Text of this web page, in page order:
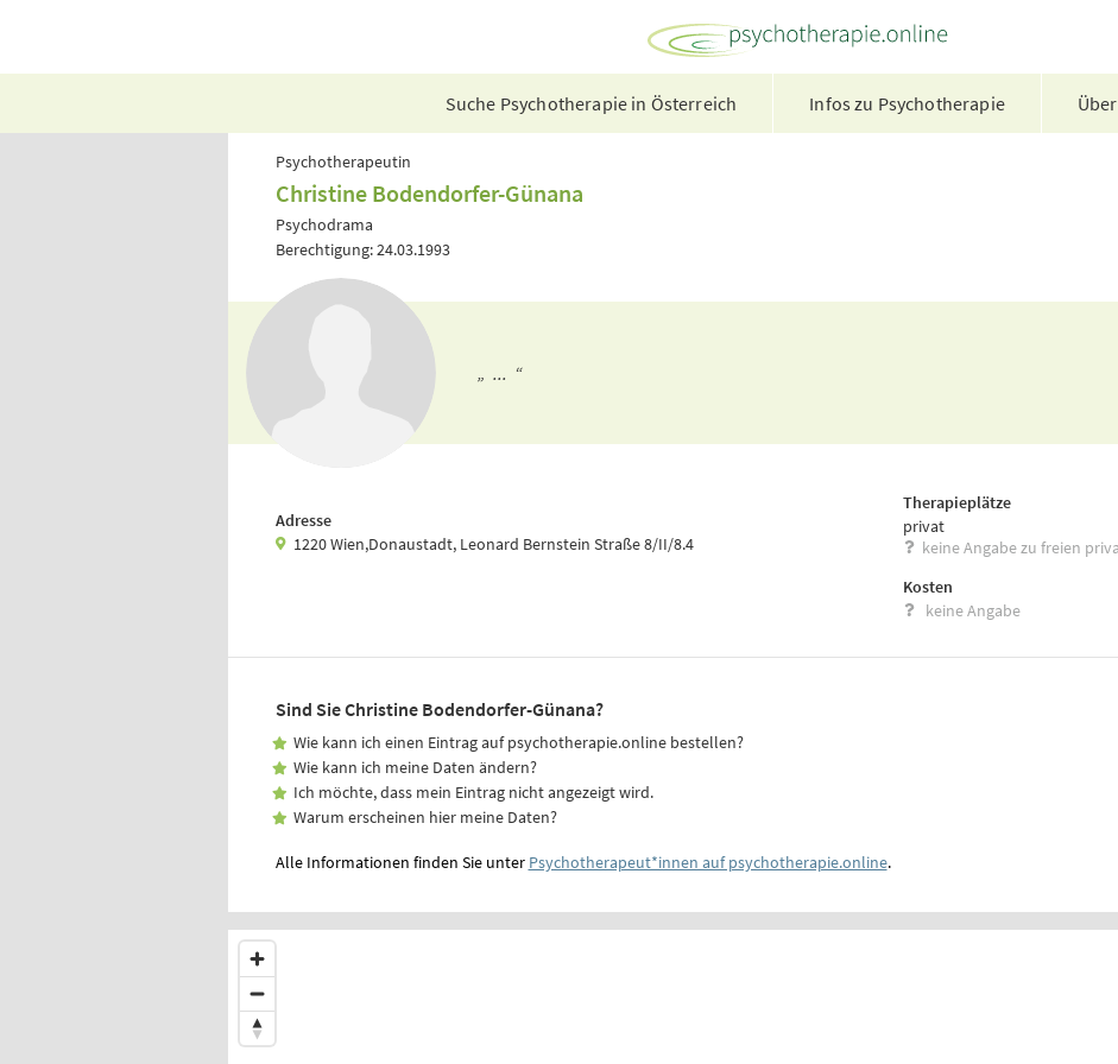
Suche Psychotherapie in Österreich Infos zu Psychotherapie
Psychotherapeutin
Christine Bodendorfer-Günana
Psychodrama
Berechtigung: 24.03.1993
„ ... “
Adresse
1220 Wien,Donaustadt, Leonard Bernstein Straße 8/II/8.4
Therapieplätze
privat
keine Angabe zu freien
Kosten
keine Angabe
Sind Sie Christine Bodendorfer-Günana?
Wie kann ich einen Eintrag auf psychotherapie.online bestellen?
Wie kann ich meine Daten ändern?
Ich möchte, dass mein Eintrag nicht angezeigt wird.
Warum erscheinen hier meine Daten?
Alle Informationen finden Sie unter Psychotherapeut*innen auf psychotherapie.online.